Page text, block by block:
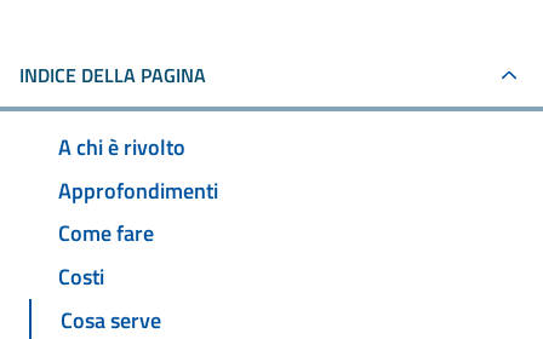
INDICE DELLA PAGINA
A chi è rivolto
Approfondimenti
Come fare
Costi
Cosa serve